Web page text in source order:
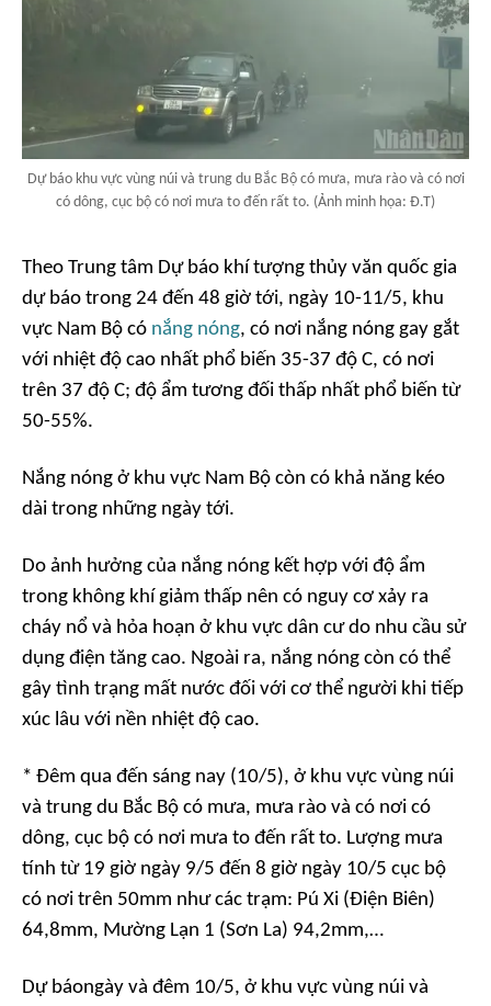
Dự báo khu vực vùng núi và trung du Bắc Bộ có mưa, mưa rào và có nơi
có dông, cục bộ có nơi mưa to đến rất to. (Ảnh minh họa: Đ.T)
Theo Trung tâm Dự báo khí tượng thủy văn quốc gia
dự báo trong 24 đến 48 giờ tới, ngày 10-11/5, khu
vực Nam Bộ có nắng nóng, có nơi nắng nóng gay gắt
với nhiệt độ cao nhất phổ biến 35-37 độ C, có nơi
trên 37 độ C; độ ẩm tương đối thấp nhất phổ biến từ
50-55%.
Nắng nóng ở khu vực Nam Bộ còn có khả năng kéo
dài trong những ngày tới.
Do ảnh hưởng của nắng nóng kết hợp với độ ẩm
trong không khí giảm thấp nên có nguy cơ xảy ra
cháy nổ và hỏa hoạn ở khu vực dân cư do nhu cầu sử
dụng điện tăng cao. Ngoài ra, nắng nóng còn có thể
gây tình trạng mất nước đối với cơ thể người khi tiếp
xúc lâu với nền nhiệt độ cao.
* Đêm qua đến sáng nay (10/5), ở khu vực vùng núi
và trung du Bắc Bộ có mưa, mưa rào và có nơi có
dông, cục bộ có nơi mưa to đến rất to. Lượng mưa
tính từ 19 giờ ngày 9/5 đến 8 giờ ngày 10/5 cục bộ
có nơi trên 50mm như các trạm: Pú Xi (Điện Biên)
64,8mm, Mường Lạn 1 (Sơn La) 94,2mm,…
Dự báongày và đêm 10/5, ở khu vực vùng núi và